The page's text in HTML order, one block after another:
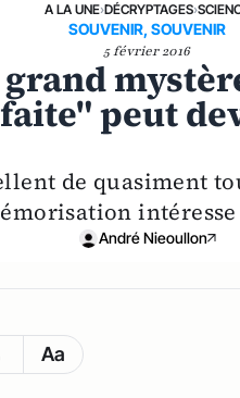
A LA UNE›DÉCRYPTAGES›
SOUVENIR, SOUVENIR
5 février 2016
peut
de quasiment
André Nieoullon
Aa